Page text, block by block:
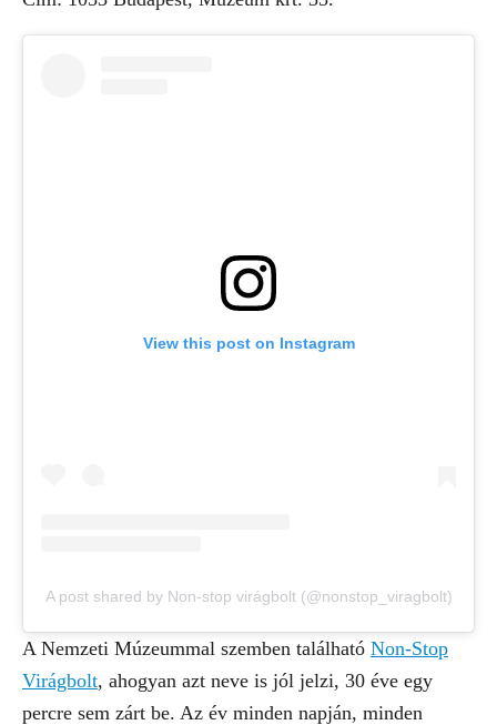
View this post on Instagram
A post shared by Non-stop virágbolt (@nonstop_viragbolt)
A Nemzeti Múzeummal szemben található Non-Stop
Virágbolt, ahogyan azt neve is jól jelzi, 30 éve egy
percre sem zárt be. Az év minden napján, minden